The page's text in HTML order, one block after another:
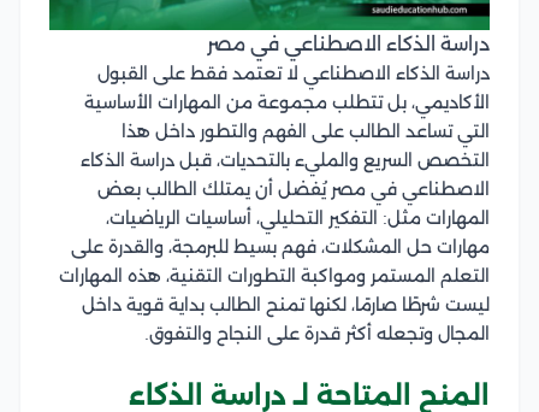
دراسة الذكاء الاصطناعي في مصر
دراسة الذكاء الاصطناعي لا تعتمد فقط على القبول
الأكاديمي، بل تتطلب مجموعة من المهارات الأساسية
التي تساعد الطالب على الفهم والتطور داخل هذا
التخصص السريع والمليء بالتحديات، قبل دراسة الذكاء
الاصطناعي في مصر يُفضل أن يمتلك الطالب بعض
المهارات مثل: التفكير التحليلي، أساسيات الرياضيات،
مهارات حل المشكلات، فهم بسيط للبرمجة، والقدرة على
التعلم المستمر ومواكبة التطورات التقنية، هذه المهارات
ليست شرطًا صارمًا، لكنها تمنح الطالب بداية قوية داخل
المجال وتجعله أكثر قدرة على النجاح والتفوق.
المنح المتاحة لـ دراسة الذكاء